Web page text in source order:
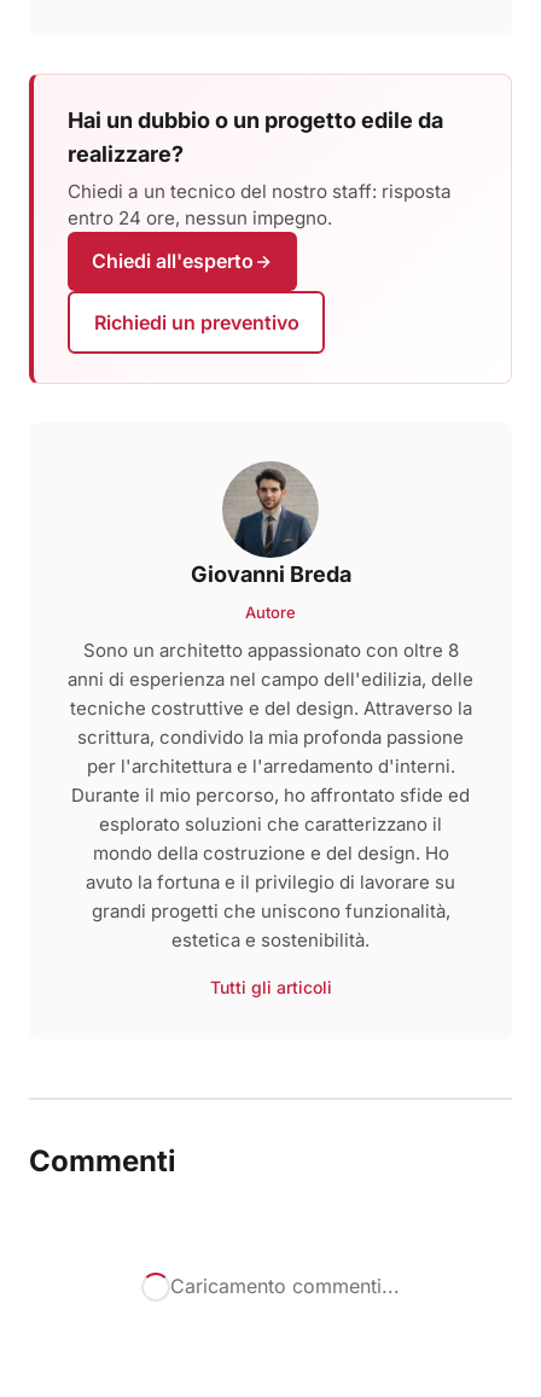
Hai un dubbio o un progetto edile da
realizzare?
Chiedi a un tecnico del nostro staff: risposta
entro 24 ore, nessun impegno.
Chiedi all'esperto
Richiedi un preventivo
Giovanni Breda
Autore
Sono un architetto appassionato con oltre 8
anni di esperienza nel campo dell'edilizia, delle
tecniche costruttive e del design. Attraverso la
scrittura, condivido la mia profonda passione
per l'architettura e l'arredamento d'interni.
Durante il mio percorso, ho affrontato sfide ed
esplorato soluzioni che caratterizzano il
mondo della costruzione e del design. Ho
avuto la fortuna e il privilegio di lavorare su
grandi progetti che uniscono funzionalità,
estetica e sostenibilità.
Tutti gli articoli
Commenti
Caricamento commenti...